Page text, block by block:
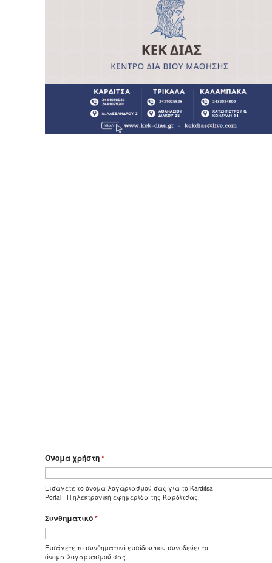
Όνομα χρήστη*
Εισάγετε το όνομα λογαριασμού σας για το Karditsa
Portal - Η ηλεκτρονική εφημερίδα της Καρδίτσας.
Συνθηματικό*
Εισάγετε το συνθηματικό εισόδου που συνοδεύει το
όνομα λογαριασμού σας.